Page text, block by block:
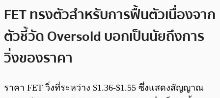
FET ทรงตัวสำหรับการฟื้นตัวเนื่องจาก
ตัวชี้วัด Oversold บอกเป็นนัยถึงการ
วิ่งของราคา
ราคา FET วิ่งที่ระหว่าง $1.36-$1.55 ซึ่งแสดงสัญญาณ